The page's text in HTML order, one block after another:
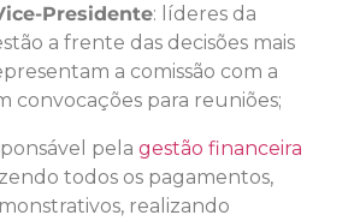
Presidente: líderes da
a frente das decisões mais
a comissão com a
convocações para reuniões;
pela gestão financeira
todos os pagamentos,
realizando